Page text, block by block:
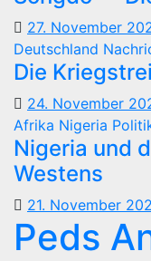
27. November
Deutschland
Die
24. November
Afrika Nigeria
Nigeria und
Westens
21. November
Peds